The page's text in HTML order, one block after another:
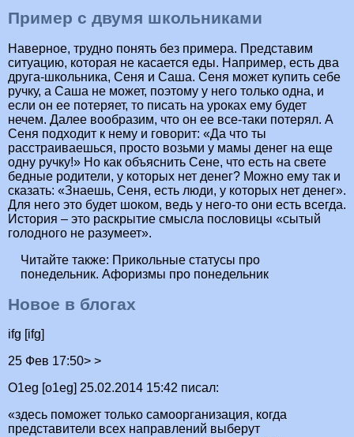
Пример с двумя школьниками
Наверное, трудно понять без примера. Представим
ситуацию, которая не касается еды. Например, есть два
друга-школьника, Сеня и Саша. Сеня может купить себе
ручку, а Саша не может, поэтому у него только одна, и
если он ее потеряет, то писать на уроках ему будет
нечем. Далее вообразим, что он ее все-таки потерял. А
Сеня подходит к нему и говорит: «Да что ты
расстраиваешься, просто возьми у мамы денег на еще
одну ручку!» Но как объяснить Сене, что есть на свете
бедные родители, у которых нет денег? Можно ему так и
сказать: «Знаешь, Сеня, есть люди, у которых нет денег».
Для него это будет шоком, ведь у него-то они есть всегда.
История – это раскрытие смысла пословицы «сытый
голодного не разумеет».
Читайте также: Прикольные статусы про
понедельник. Афоризмы про понедельник
Новое в блогах
ifg [ifg]
25 Фев 17:50> >
O1eg [o1eg] 25.02.2014 15:42 писал:
«здесь поможет только самоорганизация, когда
представители всех направлений выберут